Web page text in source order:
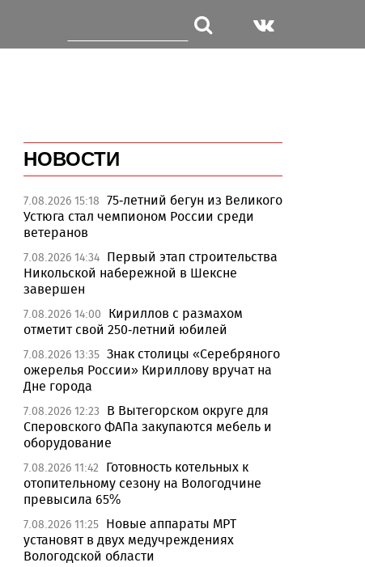
НОВОСТИ
7.08.2026 15:18 75-летний бегун из Великого
Устюга стал чемпионом России среди
ветеранов
7.08.2026 14:34 Первый этап строительства
Никольской набережной в Шексне
завершен
7.08.2026 14:00
Кириллов с размахом
отметит свой 250-летний юбилей
7.08.2026 13:35 Знак столицы «Серебряного
ожерелья России» Кириллову вручат на
Дне города
7.08.2026 12:23
В Вытегорском округе для
Сперовского ФАПа закупаются мебель и
оборудование
7.08.2026 11:42
Готовность котельных к
отопительному сезону на Вологодчине
превысила 65%
7.08.2026 11:25 Новые аппараты МРТ
установят в двух медучреждениях
Вологодской области